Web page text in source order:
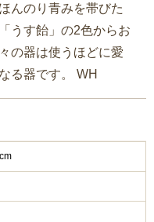
んのり青みを帯びた
うす飴」の2色からお
の器は使うほどに愛
る器です。 WH